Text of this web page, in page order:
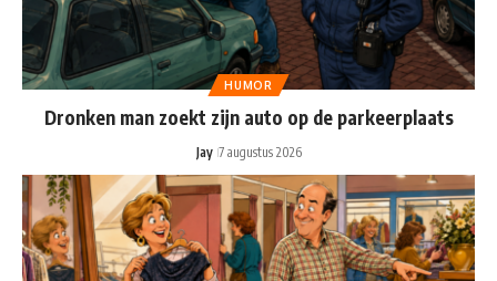
HUMOR
Dronken man zoekt zijn auto op de parkeerplaats
Jay 7 augustus 2026